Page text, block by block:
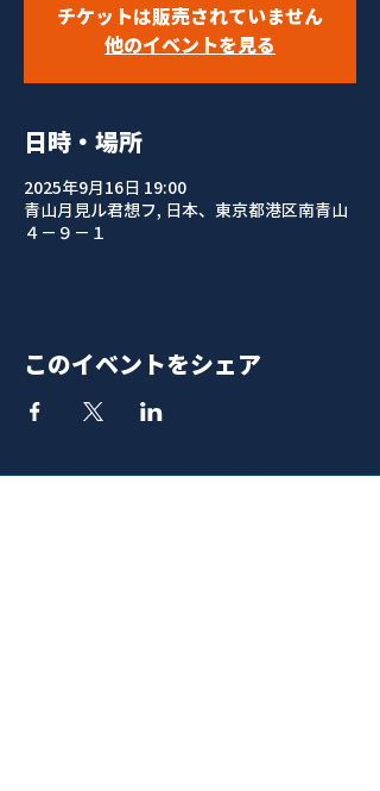
チケットは販売されていません
他のイベントを見る
日時・場所
2025年9月16日 19:00
青山月見ル君想フ, 日本、東京都港区南青山
４−９−１
このイベントをシェア